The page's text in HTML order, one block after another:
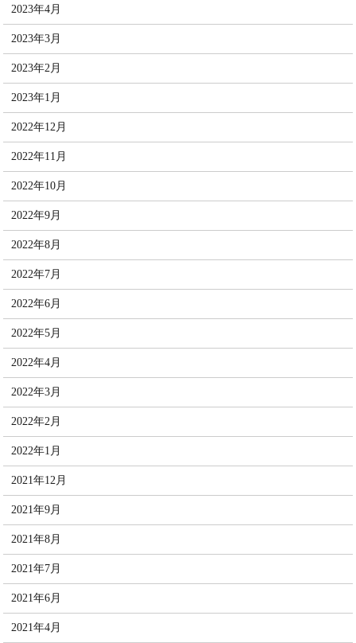
2023年4月
2023年3月
2023年2月
2023年1月
2022年12月
2022年11月
2022年10月
2022年9月
2022年8月
2022年7月
2022年6月
2022年5月
2022年4月
2022年3月
2022年2月
2022年1月
2021年12月
2021年9月
2021年8月
2021年7月
2021年6月
2021年4月